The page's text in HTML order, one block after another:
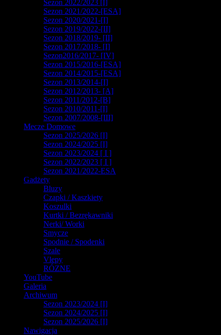
Sezon 2022/2023 [I]
Sezon 2021/2022-[ESA]
Sezon 2020/2021-[I]
Sezon 2019/2022-[II]
Sezon 2018/2019- [II]
Sezon 2017/2018- [I]
Sezon2016/2017- [IV]
Sezon 2015/2016-[ESA]
Sezon 2014/2015-[ESA]
Sezon 2013/2014-[I]
Sezon 2012/2013- [A]
Sezon 2011/2012-[B]
Sezon 2010/2011-[I]
Sezon 2007/2008-[III]
Mecze Domowe
Sezon 2025/2026 [I]
Sezon 2024/2025 [I]
Sezon 2023/2024 [ I ]
Sezon 2022/2023 [ I ]
Sezon 2021/2022-ESA
Gadżety
Bluzy
Czapki / Kaszkiety
Koszulki
Kurtki / Bezrękawniki
Nerki/ Worki
Smycze
Spodnie / Spodenki
Szale
Vlepy
RÓZNE
YouTube
Galeria
Archiwum
Sezon 2023/2024 [I]
Sezon 2024/2025 [I]
Sezon 2025/2026 [I]
Nawigacja